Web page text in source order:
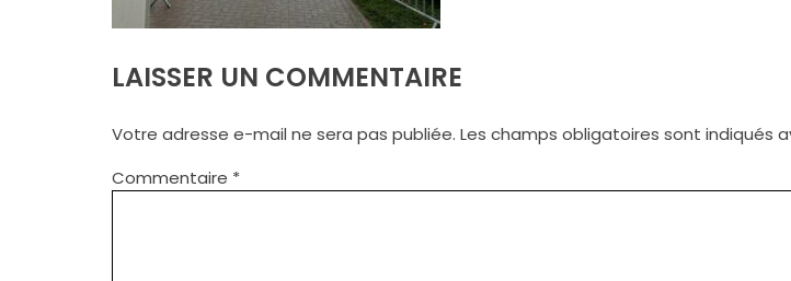
LAISSER UN COMMENTAIRE
Votre adresse e-mail ne sera pas publiée. Les champs obligatoires sont indiqués
Commentaire *